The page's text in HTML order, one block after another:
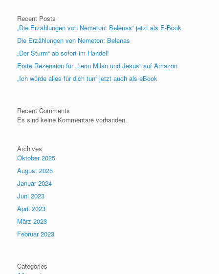
Recent Posts
„Die Erzählungen von Nemeton: Belenas“ jetzt als E-Book
Die Erzählungen von Nemeton: Belenas
„Der Sturm“ ab sofort im Handel!
Erste Rezension für „Leon Milan und Jesus“ auf Amazon
„Ich würde alles für dich tun“ jetzt auch als eBook
Recent Comments
Es sind keine Kommentare vorhanden.
Archives
Oktober 2025
August 2025
Januar 2024
Juni 2023
April 2023
März 2023
Februar 2023
Categories